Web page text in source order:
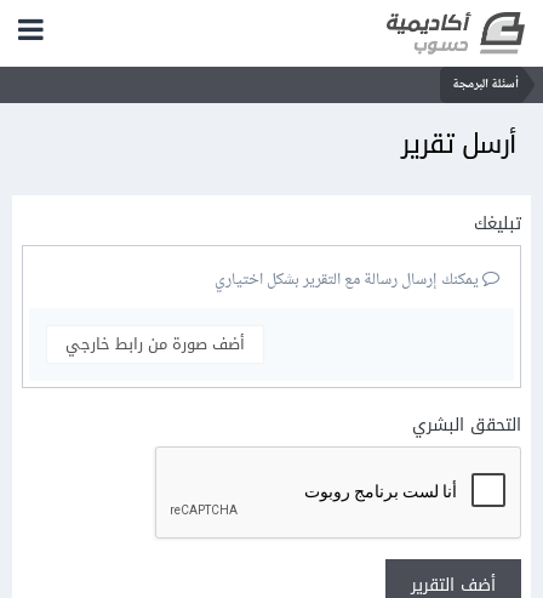
أسئلة البرمجة
أرسل تقرير
تبليغك
يمكنك إرسال رسالة مع التقرير بشكل اختياري
أضف صورة من رابط خارجي
التحقق البشري
أضف التقرير